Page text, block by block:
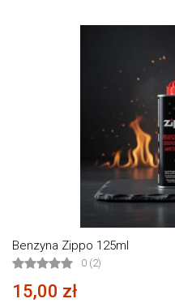
Benzyna Zippo 125ml
0 (2)
15,00 zł